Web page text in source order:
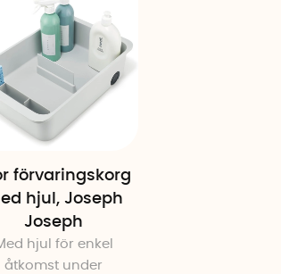
förvaringskorg
hjul, Joseph
Joseph
hjul för enkel
åtkomst under